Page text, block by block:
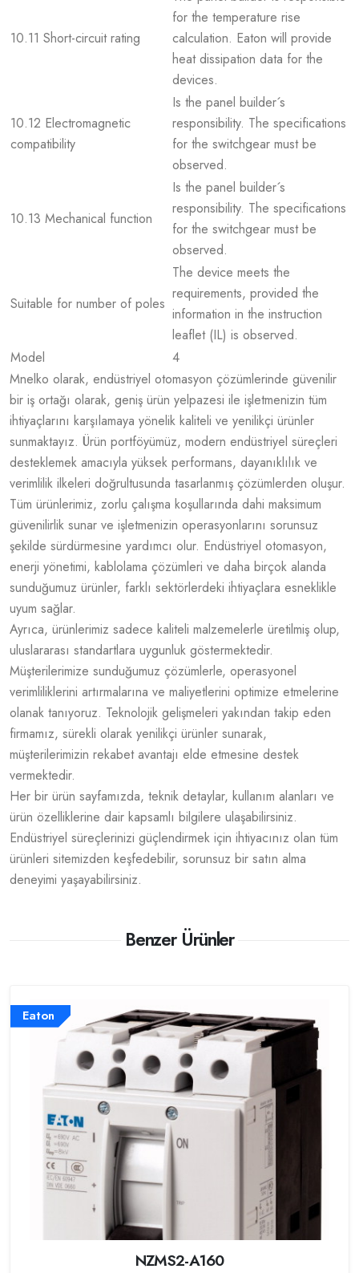
10.11 Short-circuit rating
for the temperature rise
calculation. Eaton will provide
heat dissipation data for the
devices.
10.12 Electromagnetic
compatibility
Is the panel builder´s
responsibility. The specifications
for the switchgear must be
observed.
10.13 Mechanical function
Is the panel builder´s
responsibility. The specifications
for the switchgear must be
observed.
Suitable for number of poles
The device meets the
requirements, provided the
information in the instruction
leaflet (IL) is observed.
Model
4
Mnelko olarak, endüstriyel otomasyon çözümlerinde güvenilir
bir iş ortağı olarak, geniş ürün yelpazesi ile işletmenizin tüm
ihtiyaçlarını karşılamaya yönelik kaliteli ve yenilikçi ürünler
sunmaktayız. Ürün portföyümüz, modern endüstriyel süreçleri
desteklemek amacıyla yüksek performans, dayanıklılık ve
verimlilik ilkeleri doğrultusunda tasarlanmış çözümlerden oluşur.
Tüm ürünlerimiz, zorlu çalışma koşullarında dahi maksimum
güvenilirlik sunar ve işletmenizin operasyonlarını sorunsuz
şekilde sürdürmesine yardımcı olur. Endüstriyel otomasyon,
enerji yönetimi, kablolama çözümleri ve daha birçok alanda
sunduğumuz ürünler, farklı sektörlerdeki ihtiyaçlara esneklikle
uyum sağlar.
Ayrıca, ürünlerimiz sadece kaliteli malzemelerle üretilmiş olup,
uluslararası standartlara uygunluk göstermektedir.
Müşterilerimize sunduğumuz çözümlerle, operasyonel
verimliliklerini artırmalarına ve maliyetlerini optimize etmelerine
olanak tanıyoruz. Teknolojik gelişmeleri yakından takip eden
firmamız, sürekli olarak yenilikçi ürünler sunarak,
müşterilerimizin rekabet avantajı elde etmesine destek
vermektedir.
Her bir ürün sayfamızda, teknik detaylar, kullanım alanları ve
ürün özelliklerine dair kapsamlı bilgilere ulaşabilirsiniz.
Endüstriyel süreçlerinizi güçlendirmek için ihtiyacınız olan tüm
ürünleri sitemizden keşfedebilir, sorunsuz bir satın alma
deneyimi yaşayabilirsiniz.
Benzer Ürünler
Eaton
NZMS2-A160